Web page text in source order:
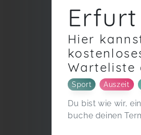
Erfurt
Hier
Warteliste
Sport Auszeit
Du bist wie wir,
buche deinen